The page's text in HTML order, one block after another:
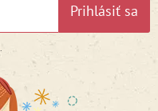
Prihlásiť sa